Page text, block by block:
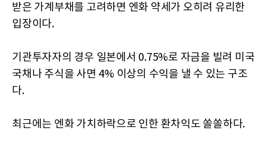
받은 가계부채를 고려하면 엔화 약세가 오히려 유리한
입장이다.
기관투자자의 경우 일본에서 0.75%로 자금을 빌려 미국
국채나 주식을 사면 4% 이상의 수익을 낼 수 있는 구조
다.
최근에는 엔화 가치하락으로 인한 환차익도 쏠쏠하다.